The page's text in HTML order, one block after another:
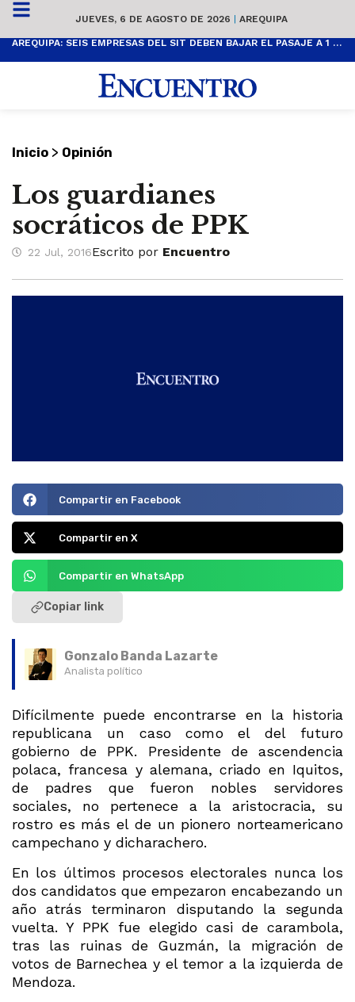
JUEVES, 6 DE AGOSTO DE 2026 | AREQUIPA
AREQUIPA: SEIS EMPRESAS DEL SIT DEBEN BAJAR EL PASAJE A 1 SOL
Inicio > Opinión
Los guardianes
socráticos de PPK
22 Jul, 2016Escrito por Encuentro
Compartir en Facebook
Compartir en X
Compartir en WhatsApp
Copiar link
Gonzalo Banda Lazarte
Analista político
Difícilmente puede encontrarse en la historia
republicana un caso como el del futuro
gobierno de PPK. Presidente de ascendencia
polaca, francesa y alemana, criado en Iquitos,
de padres que fueron nobles servidores
sociales, no pertenece a la aristocracia, su
rostro es más el de un pionero norteamericano
campechano y dicharachero.
En los últimos procesos electorales nunca los
dos candidatos que empezaron encabezando un
año atrás terminaron disputando la segunda
vuelta. Y PPK fue elegido casi de carambola,
tras las ruinas de Guzmán, la migración de
votos de Barnechea y el temor a la izquierda de
Mendoza.